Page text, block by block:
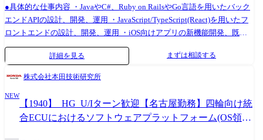
●具体的な仕事内容 ・JavaやC#、Ruby on RailsやGo言語を用いたバック
エンドAPIの設計、開発、運用 ・JavaScript/TypeScript(React)を用いたフ
ロントエンドの設計、開発、運用 ・iOS向けアプリの新機能開発、既存
機能の改修 ・Androidアプリ開発 ・新規機能の要件定義～設計、開発～
ス開発業務 ・iOS向けPOSアプリの新機能開発、既存機能の改修 ●主な業
界 ・金融:銀行、証券、生命/損保保険、FX、電子マネーなど ・流通:流
通、小売りなど ・パッケージソフトウェア:医療、財務会計、販売管理、
詳細を見る まずは相談する
株式会社本田技術研究所
NEW
【1940】_HG_U/Iターン歓迎【名古屋勤務】四輪向け統
合ECUにおけるソフトウェアプラットフォーム(OS領